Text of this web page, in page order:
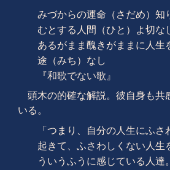
みづからの運命（さだめ）知
むとする人間（ひと）よ切な
あるがまま醜きがままに人生
途（みち）なし
『和歌でない歌』
頭木の的確な解説。彼自身も共
いる。
「つまり、自分の人生にふ
起きて、ふさわしくない人生
ういうふうに感じている人達